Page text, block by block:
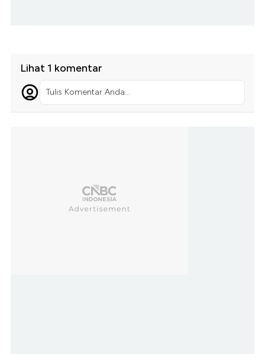
Lihat 1 komentar
Tulis Komentar Anda...